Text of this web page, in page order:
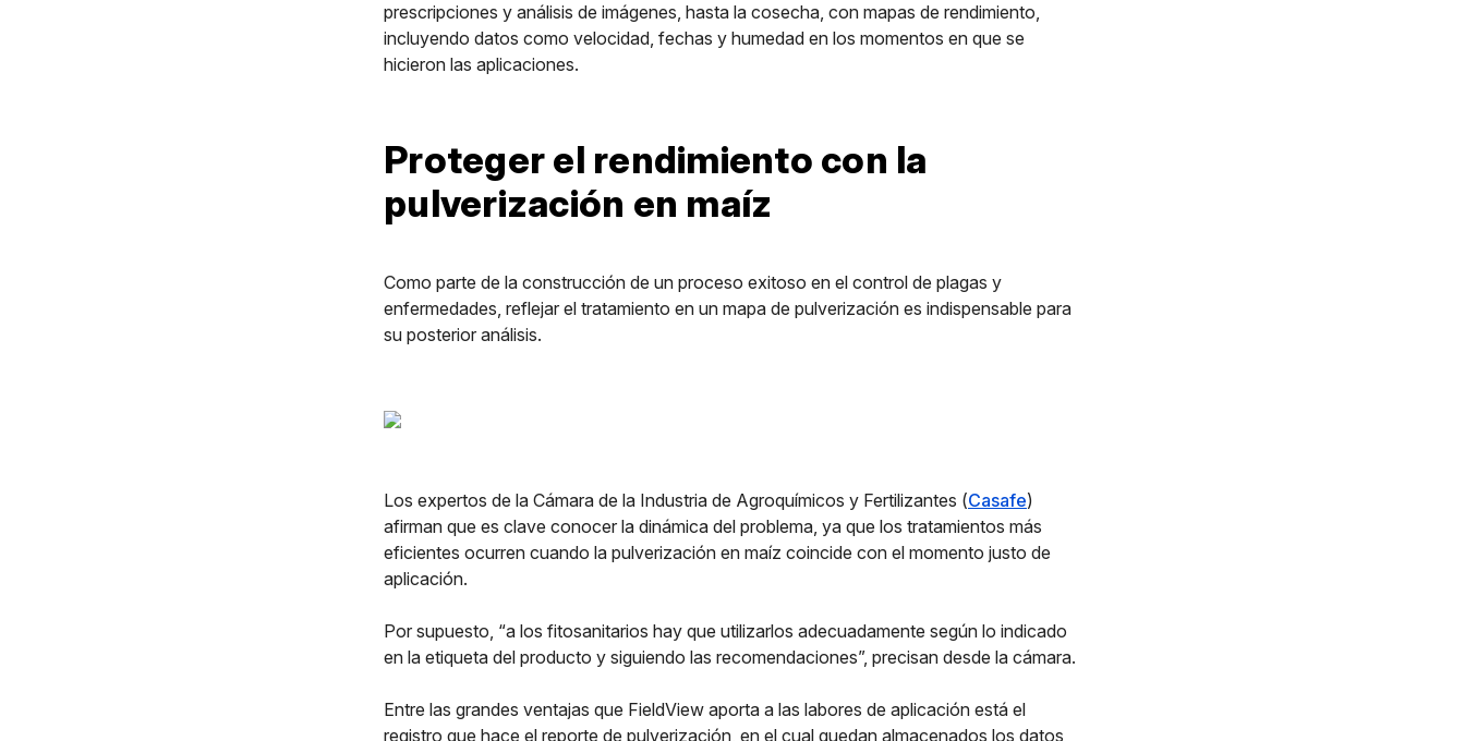
prescripciones y análisis de imágenes, hasta la cosecha, con mapas de rendimiento,
incluyendo datos como velocidad, fechas y humedad en los momentos en que se
hicieron las aplicaciones.
Proteger el rendimiento con la
pulverización en maíz
Como parte de la construcción de un proceso exitoso en el control de plagas y
enfermedades, reflejar el tratamiento en un mapa de pulverización es indispensable para
su posterior análisis.
Los expertos de la Cámara de la Industria de Agroquímicos y Fertilizantes (Casafe)
afirman que es clave conocer la dinámica del problema, ya que los tratamientos más
eficientes ocurren cuando la pulverización en maíz coincide con el momento justo de
aplicación.
Por supuesto, “a los fitosanitarios hay que utilizarlos adecuadamente según lo indicado
en la etiqueta del producto y siguiendo las recomendaciones”, precisan desde la cámara.
Entre las grandes ventajas que FieldView aporta a las labores de aplicación está el
registro que hace el reporte de pulverización, en el cual quedan almacenados los datos